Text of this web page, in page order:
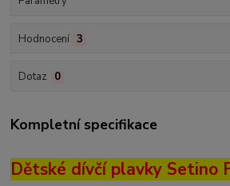
Hodnocení 3
Dotaz 0
Kompletní specifikace
Dětské dívčí plavky Setino